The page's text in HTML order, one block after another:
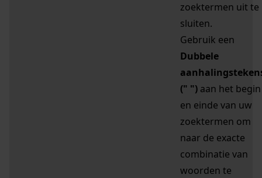
zoektermen uit te
sluiten.
Gebruik een
Dubbele
(" ") aan het begin
en einde van uw
zoektermen om
naar de exacte
combinatie van
woorden te